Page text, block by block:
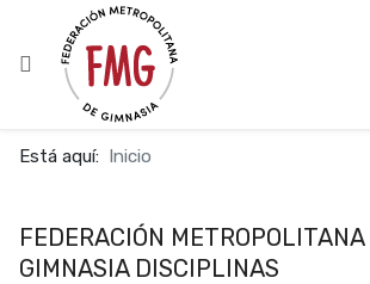
Está aquí: Inicio
FEDERACIÓN METROPOLITANA
GIMNASIA DISCIPLINAS